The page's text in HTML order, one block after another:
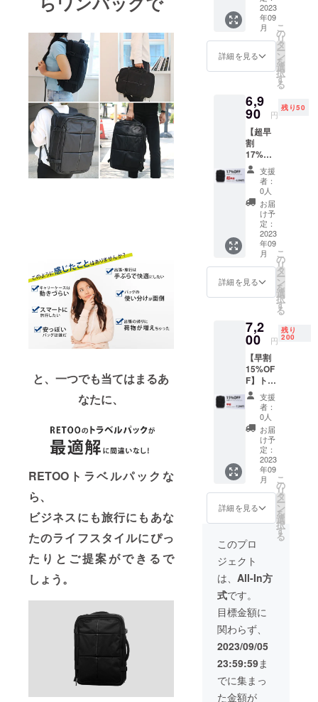
と、一つでも当てはまるあ
なたに、
RETOOトラベルパックな
ら、
ビジネスにも旅行にもあな
たのライフスタイルにぴっ
たりとご提案ができるで
しょう。
少しでも多
くの方にご
だけました
ざいます
ラベル
バック
パック
１個 ・
一般販
売予定
価格：
（税
込）
→6,280
円（税
込） ※
皆様の
ご支援
により
量産効
率が向
上した
場合、
正規販
売価格
が販売
予定価
格より
いま
す。 ※
デザイ
ン・仕
様は変
更にな
る可能
性もご
ざいま
す。ご
了承く
ださ
い。 ※
ご注文
状況、
使用部
材の供
造工程
合等に
より出
荷時期
が遅れ
る場合
があり
ます。
2023
年09
月
詳細を見る
こ
の
リ
タ
ー
ン
を
選
択
す
る
6,9
90 円
残り50
【超早
割
17%OF
F】トラ
ベル
バック
パック
１個 ・
一般販
売予定
価格：
8,480円
（税
込） ※
皆様の
ご支援
量産効
率が向
上した
場合、
正規販
売価格
が販売
予定価
格より
下がる
可能性
もござ
いま
す。 ※
デザイ
ン・仕
様は変
性もご
ざいま
す。ご
了承く
ださ
い。 ※
ご注文
状況、
使用部
材の供
給状
況、製
造工程
上の都
支援
者：
0人
お届
け予
定：
2023
年09
月
詳細を見る
こ
の
リ
タ
ー
ン
を
選
択
す
る
7,2
00 円
残り
200
【早割
15%OF
F】トラ
ベル
バック
パック
１個 ・
一般販
売予定
価格：
8,480円
（税
込） ※
皆様の
ご支援
により
量産効
率が向
上した
場合、
正規販
売価格
が販売
予定価
格より
下がる
可能性
もござ
いま
す。 ※
デザイ
支援
者：
0人
お届
け予
定：
2023
年09
月
詳細を見る
こ
の
リ
タ
ー
ン
を
選
択
す
る
このプロ
ジェクト
は、 All-In方
式です。
目標金額に
関わらず、
2023/09/05
23:59:59ま
でに集まっ
た金額が